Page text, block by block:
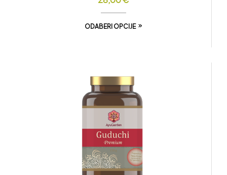
ODABERI OPCIJE